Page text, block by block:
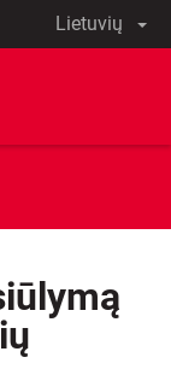
lt
English